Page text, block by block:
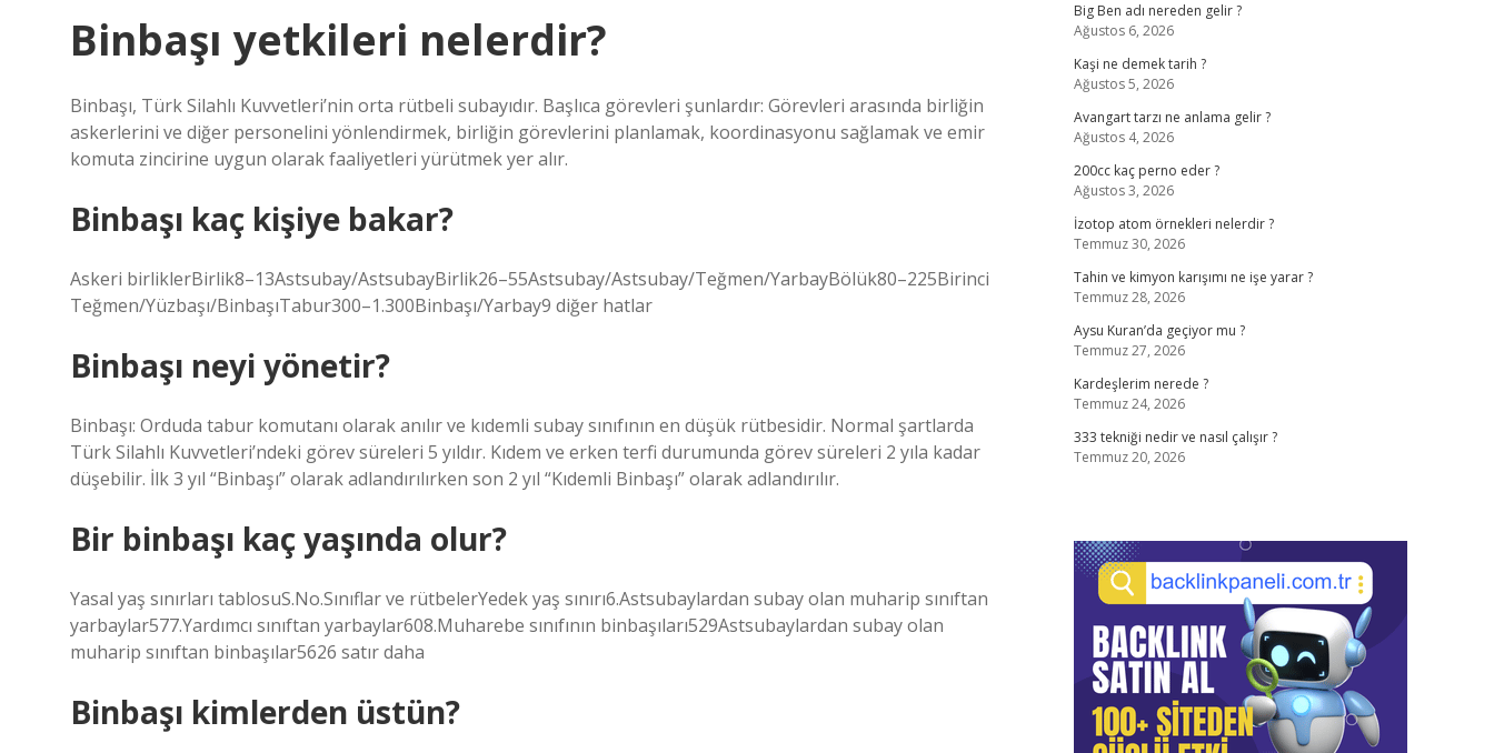
Binbaşı yetkileri nelerdir?
Binbaşı, Türk Silahlı Kuvvetleri’nin orta rütbeli subayıdır. Başlıca görevleri şunlardır: Görevleri arasında birliğin
askerlerini ve diğer personelini yönlendirmek, birliğin görevlerini planlamak, koordinasyonu sağlamak ve emir
komuta zincirine uygun olarak faaliyetleri yürütmek yer alır.
Binbaşı kaç kişiye bakar?
Askeri birliklerBirlik8–13Astsubay/AstsubayBirlik26–55Astsubay/Astsubay/Teğmen/YarbayBölük80–225Birinci
Teğmen/Yüzbaşı/BinbaşıTabur300–1.300Binbaşı/Yarbay9 diğer hatlar
Binbaşı neyi yönetir?
Binbaşı: Orduda tabur komutanı olarak anılır ve kıdemli subay sınıfının en düşük rütbesidir. Normal şartlarda
Türk Silahlı Kuvvetleri’ndeki görev süreleri 5 yıldır. Kıdem ve erken terfi durumunda görev süreleri 2 yıla kadar
düşebilir. İlk 3 yıl “Binbaşı” olarak adlandırılırken son 2 yıl “Kıdemli Binbaşı” olarak adlandırılır.
Bir binbaşı kaç yaşında olur?
Yasal yaş sınırları tablosuS.No.Sınıflar ve rütbelerYedek yaş sınırı6.Astsubaylardan subay olan muharip sınıftan
yarbaylar577.Yardımcı sınıftan yarbaylar608.Muharebe sınıfının binbaşıları529Astsubaylardan subay olan
muharip sınıftan binbaşılar5626 satır daha
Binbaşı kimlerden üstün?
Big Ben adı nereden gelir ?
Ağustos 6, 2026
Kaşi ne demek tarih ?
Ağustos 5, 2026
Avangart tarzı ne anlama gelir ?
Ağustos 4, 2026
200cc kaç perno eder ?
Ağustos 3, 2026
İzotop atom örnekleri nelerdir ?
Temmuz 30, 2026
Tahin ve kimyon karışımı ne işe yarar ?
Temmuz 28, 2026
Aysu Kuran’da geçiyor mu ?
Temmuz 27, 2026
Kardeşlerim nerede ?
Temmuz 24, 2026
333 tekniği nedir ve nasıl çalışır ?
Temmuz 20, 2026